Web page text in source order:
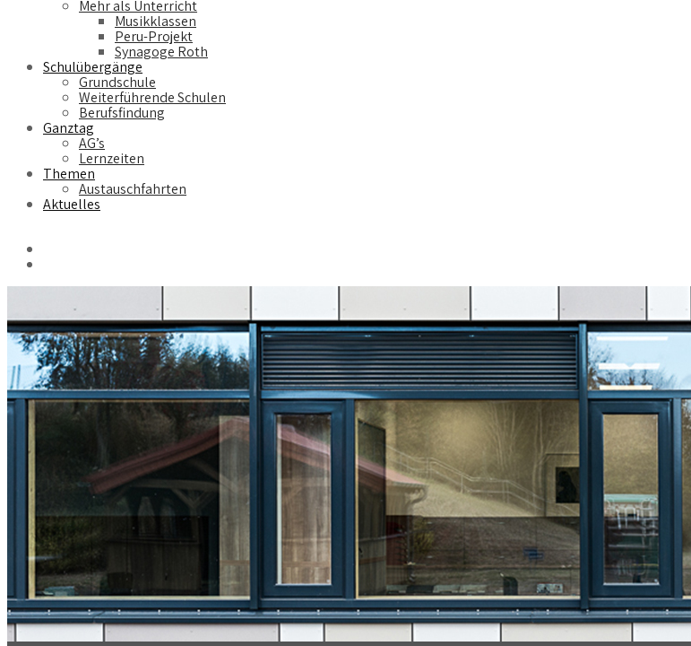
Mehr als Unterricht
Musikklassen
Peru-Projekt
Synagoge Roth
Schulübergänge
Grundschule
Weiterführende Schulen
Berufsfindung
Ganztag
AG’s
Lernzeiten
Themen
Austauschfahrten
Aktuelles